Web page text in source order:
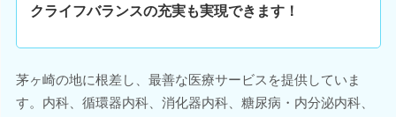
クライフバランスの充実も実現できます！
茅ヶ崎の地に根差し、最善な医療サービスを提供していま
す。内科、循環器内科、消化器内科、糖尿病・内分泌内科、